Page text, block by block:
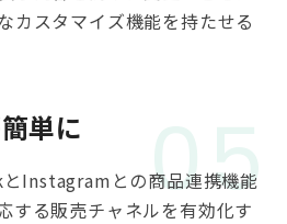
カスタマイズ機能を持たせる
単に
Instagramとの商品連携機能
する販売チャネルを有効化す
05